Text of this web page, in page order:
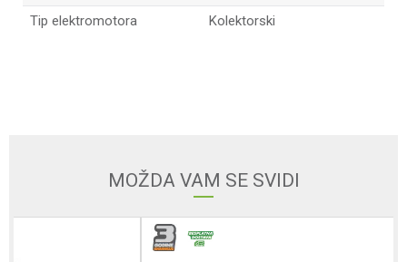
Tip elektromotora
Kolektorski
MOŽDA VAM SE SVIDI